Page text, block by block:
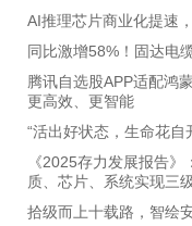
AI推理芯片商业化提速
同比激增58%！固达电
腾讯自选股APP适配鸿
更高效、更智能
“活出好状态，生命花
《2025存力发展报告
质、芯片、系统实现三
拾级而上十载路，智绘